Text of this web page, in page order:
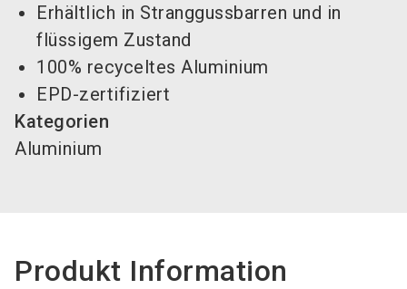
Erhältlich in Stranggussbarren und in
flüssigem Zustand
100% recyceltes Aluminium
EPD-zertifiziert
Kategorien
Aluminium
Produkt Information